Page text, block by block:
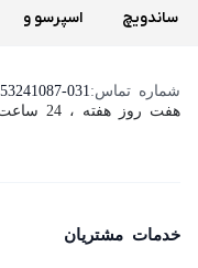
ساندویچ
ساز کنوود
مدل
اسپرسو و
دولچه
گوستو
Genio 2
شماره تماس: 53241087-031
هفت روز هفته ، 24 ساعت شبانه‌روز پاسخگوی شما هستیم.
خدمات مشتریان